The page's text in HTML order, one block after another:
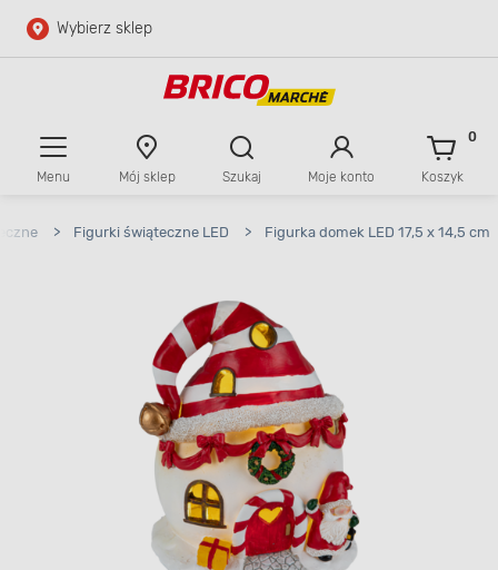
Przejdź do głównej zawartości
Wybierz sklep
Menu Mój sklep Szukaj Moje konto Koszyk
0
> Figurki świąteczne LED > Figurka domek LED 17,5 x 14,5 cm